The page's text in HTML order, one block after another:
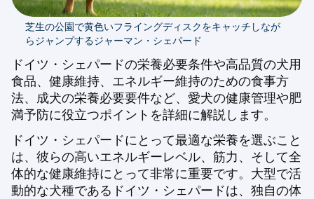
芝生の公園で黄色いフライングディスクをキャッチしなが
らジャンプするジャーマン・シェパード
ドイツ・シェパードの栄養必要条件や高品質の犬用
食品、健康維持、エネルギー維持のための食事方
法、成犬の栄養必要要件など、愛犬の健康管理や肥
満予防に役立つポイントを詳細に解説します。
ドイツ・シェパードにとって最適な栄養を選ぶこと
は、彼らの高いエネルギーレベル、筋力、そして全
体的な健康維持にとって非常に重要です。大型で活
動的な犬種であるドイツ・シェパードは、独自の体